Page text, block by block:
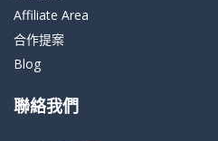
Affiliate Area
合作提案
Blog
聯絡我們